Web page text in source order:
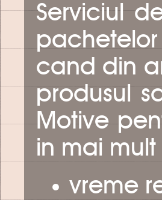
Serviciul
pachetelor
cand din
produsul
Motive
in mai
vreme